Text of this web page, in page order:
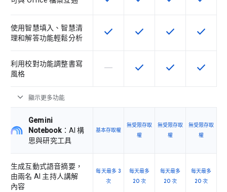
使用智慧填入、智慧清
理和解答功能輕鬆分析
這項功能適用於該 SKU
check 這項功能適用於該 SKU
check 這項功能適用於
check 這項功
check
利用校對功能調整書寫
風格
這個 SKU 不支援這項功能
horizontal_rule 這項功能適用於該 SKU
check 這項功能適用於
check 這項功
check
expand_more 顯示更多功能
Gemini
Notebook：AI 構
思與研究工具
基本存取權
無受限存取
權
無受限存取
權
無受限存取
權
生成互動式語音摘要，
由兩名 AI 主持人講解
內容
每天最多 3
次
每天最多
20 次
每天最多
20 次
每天最多
20 次